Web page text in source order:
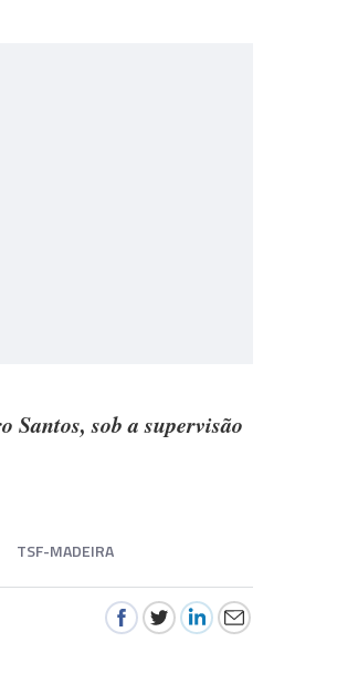
Santos, sob a supervisão
TSF-MADEIRA